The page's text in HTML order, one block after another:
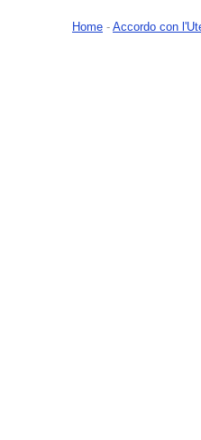
Home - Accordo con